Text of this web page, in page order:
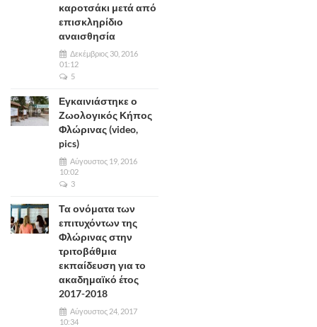
καροτσάκι μετά από
επισκληρίδιο
αναισθησία
Δεκέμβριος 30, 2016
01:12
5
Εγκαινιάστηκε ο
Ζωολογικός Κήπος
Φλώρινας (video,
pics)
Αύγουστος 19, 2016
10:02
3
Τα ονόματα των
επιτυχόντων της
Φλώρινας στην
τριτοβάθμια
εκπαίδευση για το
ακαδημαϊκό έτος
2017-2018
Αύγουστος 24, 2017
10:34